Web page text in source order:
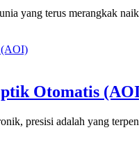
yang terus merangkak
Otomatis
presisi adalah yang